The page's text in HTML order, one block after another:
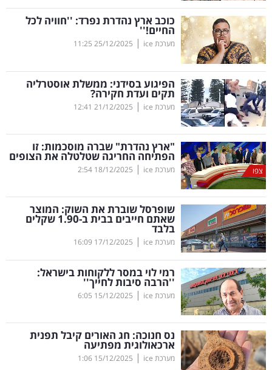
שיווק
ופרסום
משפט
מדדים
ומחקרים
דעות
רכילות
עסקית
קריפטו
ויראלי
טלוויזיה
עסקי
ספורט
קריירה
ולימודים
כוכב ארץ נהדרת נפרד: ''חוויה לכל
החיים!
''
מערכת ice |
25/12/2025
11:25
הפיגוע בסידני: ממשלת אוסטרליה
תקים ועדת חקירה?
מערכת ice |
21/12/2025
12:41
צפו
"ארץ נהדרת" שברה מוסכמות: זו
הפתיחה החריגה שטלטלה את הצופים
מערכת ice |
18/12/2025
2:54
שופרסל שוברת את השוק: המוצר
שאתם חייבים בבית ב-1.90 שקלים
בלבד
מערכת ice |
17/12/2025
16:09
רמי לוי במסר ללקוחות בישראל:
''הרבה סיבות לחייך''
מערכת ice |
15/12/2025
6:05
נס חנוכה: חג האורים קיבל תפנית
ארכאולוגית מפתיעה
מערכת ice |
15/12/2025
1:06